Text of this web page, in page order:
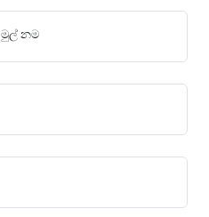
මුල් නම